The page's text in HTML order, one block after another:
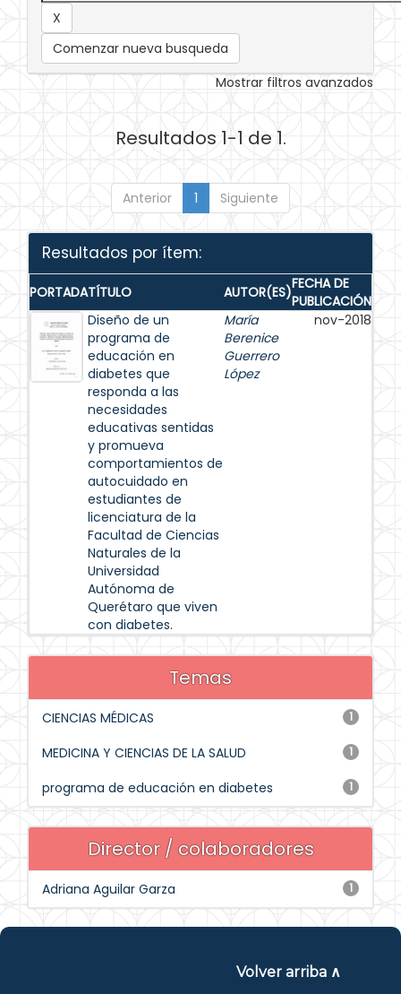
Comenzar nueva busqueda
Mostrar filtros avanzados
Resultados 1-1 de 1.
Anterior 1 Siguiente
Resultados por ítem:
PORTADATÍTULO AUTOR(ES)FECHA DE
PUBLICACIÓN
Diseño de un
programa de
educación en
diabetes que
responda a las
necesidades
educativas sentidas
y promueva
comportamientos de
autocuidado en
estudiantes de
licenciatura de la
Facultad de Ciencias
Naturales de la
Universidad
Autónoma de
Querétaro que viven
con diabetes.
María
Berenice
Guerrero
López
nov-2018
Temas
1
CIENCIAS MÉDICAS
1
MEDICINA Y CIENCIAS DE LA SALUD
1
programa de educación en diabetes
Director / colaboradores
1
Adriana Aguilar Garza
Volver arriba ∧